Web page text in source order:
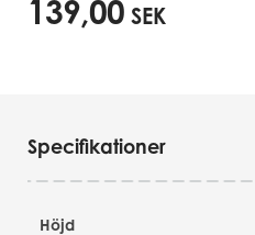
139,00 SEK
Specifikationer
Höjd